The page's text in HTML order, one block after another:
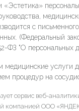
«Эстетика»
с
(Федеральный
ФЗ "О персональных
медицинские услуги
процедур на
сервис веб-
компанией ООО